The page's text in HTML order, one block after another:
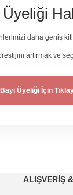
daha geniş
artırmak ve
Bayi Üyeliği İçin
ALIŞVERİŞ